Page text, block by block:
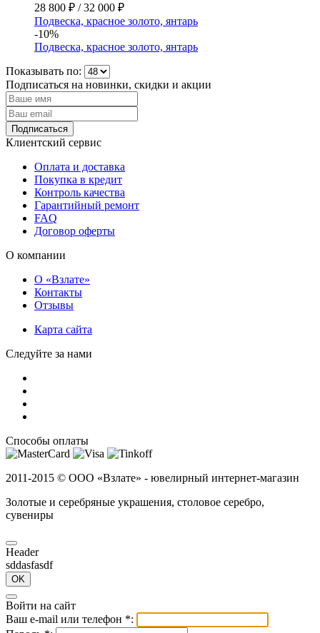
28 800 ₽ / 32 000 ₽
Подвеска, красное золото, янтарь
-10%
Подвеска, красное золото, янтарь
Показывать по:
Подписаться на новинки, скидки и акции
Подписаться
Клиентский сервис
Оплата и доставка
Покупка в кредит
Контроль качества
Гарантийный ремонт
FAQ
Договор оферты
О компании
О «Взлате»
Контакты
Отзывы
Карта сайта
Следуйте за нами
Способы оплаты
2011-2015 © ООО «Взлате» - ювелирный интернет-магазин
Золотые и серебряные украшения, столовое серебро,
сувениры
Header
sddasfasdf
OK
Войти на сайт
Ваш e-mail или телефон *: